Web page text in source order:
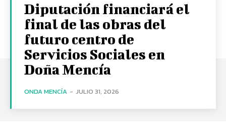
Diputación financiará el
final de las obras del
futuro centro de
Servicios Sociales en
Doña Mencía
ONDA MENCÍA - JULIO 31, 2026